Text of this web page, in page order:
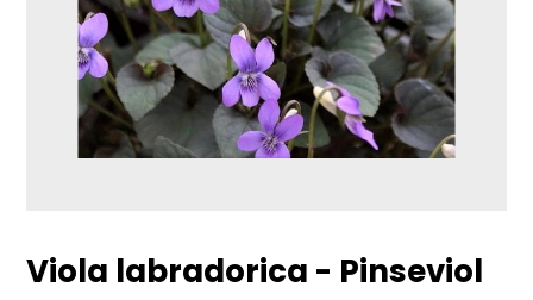
Viola labradorica - Pinseviol